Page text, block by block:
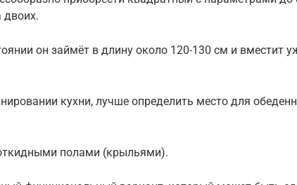
двоих.
он займёт в длину около 120-130 см и вместит
кухни, лучше определить место для
полами (крыльями).